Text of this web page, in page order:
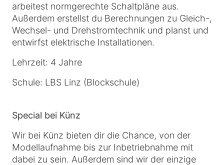
arbeitest normgerechte Schaltpläne aus.
Außerdem erstellst du Berechnungen zu Gleich-,
Wechsel- und Drehstromtechnik und planst und
entwirfst elektrische Installationen.
Lehrzeit: 4 Jahre
Schule: LBS Linz (Blockschule)
Special bei Künz
Wir bei Künz bieten dir die Chance, von der
Modellaufnahme bis zur Inbetriebnahme mit
dabei zu sein. Außerdem sind wir der einzige